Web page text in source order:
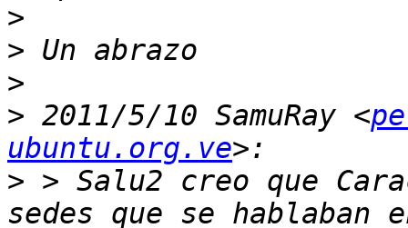
>
>
>
> 2011/5/10 SamuRay <
ubuntu.org.ve
> > Salu2 creo que